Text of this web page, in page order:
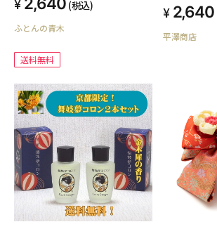
ォッシャブル 襟カバー エリカバ
ー えりカバー ダブルサイズ掛け
イド オリジナル 丁寧な縫製
SWING COLOR ふとんの青木 メ
ール便送料無料
(税込)
ふとんの青木
送料無料
2,640
平澤商店